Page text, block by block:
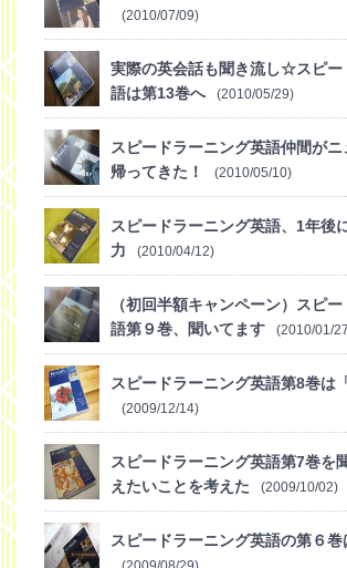
(2010/07/09)
実際の英会話も聞き流し☆スピー
語は第13巻へ
(2010/05/29)
スピードラーニング英語仲間が
帰ってきた！
(2010/05/10)
スピードラーニング英語、1年後
力
(2010/04/12)
（初回半額キャンペーン）スピ
語第９巻、聞いてます
(2010/01/
スピードラーニング英語第8巻は
(2009/12/14)
スピードラーニング英語第7巻を
えたいことを考えた
(2009/10/02)
スピードラーニング英語の第６巻